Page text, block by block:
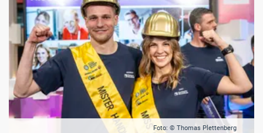
Foto: © Thomas Plettenberg